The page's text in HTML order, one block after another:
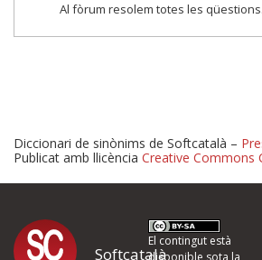
Al fòrum resolem totes les qüestions.
Proposeu-nos
Diccionari de sinònims de Softcatalà –
Publicat amb llicència Creative Commons
Softcatalà
El contingut està
disponible sota la